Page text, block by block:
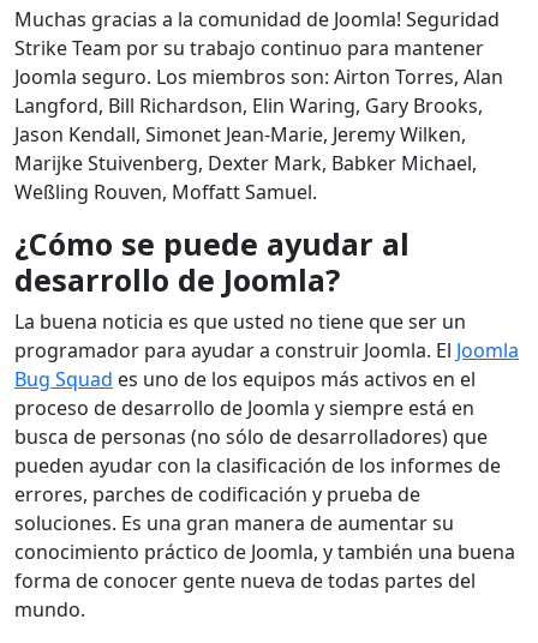
Muchas gracias a la comunidad de Joomla! Seguridad
Strike Team por su trabajo continuo para mantener
Joomla seguro. Los miembros son: Airton Torres, Alan
Langford, Bill Richardson, Elin Waring, Gary Brooks,
Jason Kendall, Simonet Jean-Marie, Jeremy Wilken,
Marijke Stuivenberg, Dexter Mark, Babker Michael,
Weßling Rouven, Moffatt Samuel.
¿Cómo se puede ayudar al
desarrollo de Joomla?
La buena noticia es que usted no tiene que ser un
programador para ayudar a construir Joomla. El Joomla
Bug Squad es uno de los equipos más activos en el
proceso de desarrollo de Joomla y siempre está en
busca de personas (no sólo de desarrolladores) que
pueden ayudar con la clasificación de los informes de
errores, parches de codificación y prueba de
soluciones. Es una gran manera de aumentar su
conocimiento práctico de Joomla, y también una buena
forma de conocer gente nueva de todas partes del
mundo.